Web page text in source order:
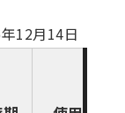
12月14日